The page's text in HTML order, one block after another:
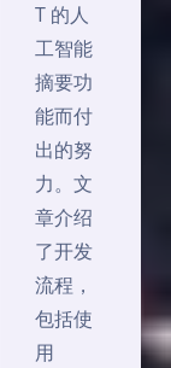
T 的人
工智能
摘要功
能而付
出的努
力。文
章介绍
了开发
流程，
包括使
用